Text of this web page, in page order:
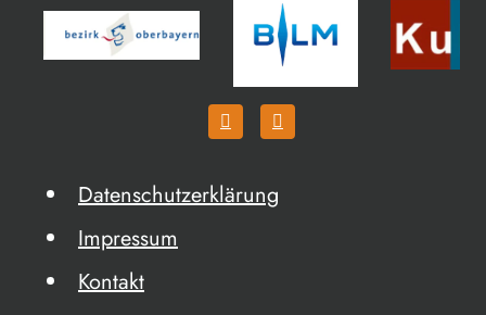
Datenschutzerklärung
Impressum
Kontakt